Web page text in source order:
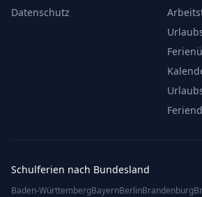
Datenschutz
Schulferien nach Bundesland
Baden-WürttembergBayernBerlinBrandenburg